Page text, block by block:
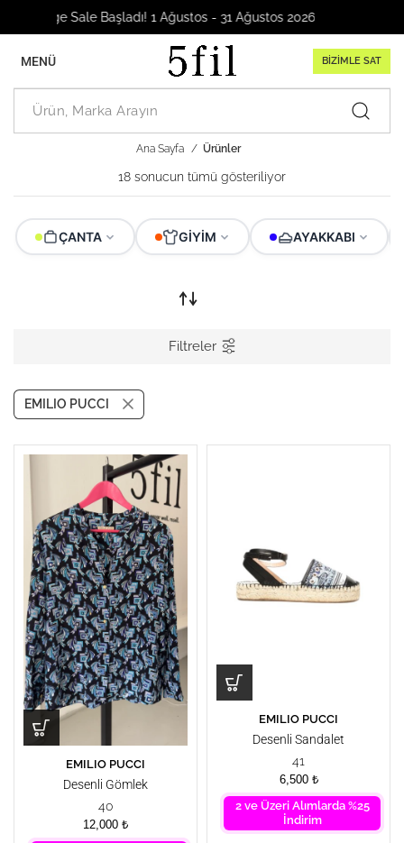
Sale Başladı! 1 Ağustos - 31 Ağustos 2026
MENÜ BİZİMLE SAT
Ana Sayfa Ürünler
18 sonucun tümü gösteriliyor
ÇANTA GIYIM AYAKKABI
Filtreler
EMILIO PUCCI
EMILIO PUCCI
Desenli Gömlek
40
12,000 ₺
EMILIO PUCCI
Desenli Sandalet
41
6,500 ₺
2 ve Üzeri Alımlarda %25
İndirim